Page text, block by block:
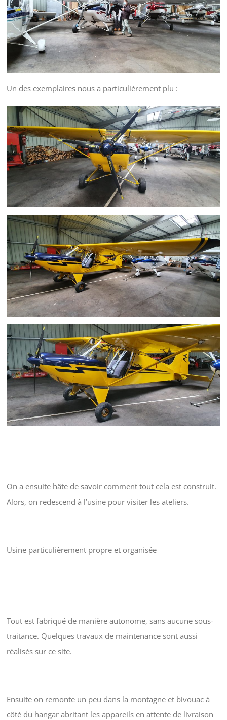
Un des exemplaires nous a particulièrement plu :
On a ensuite hâte de savoir comment tout cela est construit.
Alors, on redescend à l’usine pour visiter les ateliers.
Usine particulièrement propre et organisée
Tout est fabriqué de manière autonome, sans aucune sous-
traitance. Quelques travaux de maintenance sont aussi
réalisés sur ce site.
Ensuite on remonte un peu dans la montagne et bivouac à
côté du hangar abritant les appareils en attente de livraison